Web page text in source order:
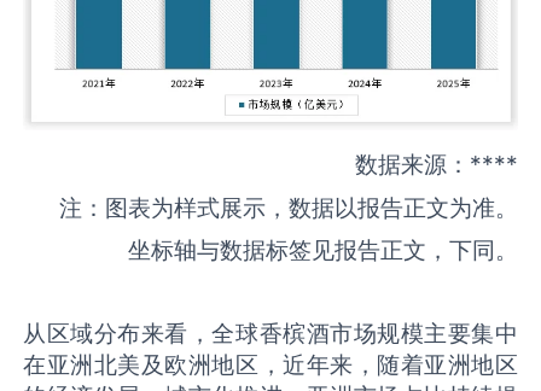
数据来源：****
注：图表为样式展示，数据以报告正文为准。
坐标轴与数据标签见报告正文，下同。
从区域分布来看，全球香槟酒市场规模主要集中
在亚洲北美及欧洲地区，近年来，随着亚洲地区